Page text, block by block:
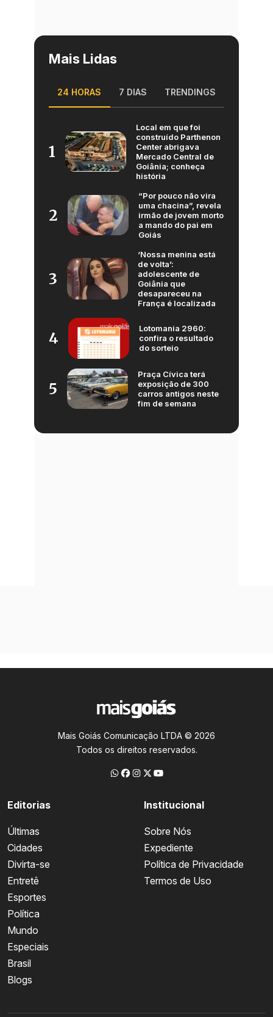
Mais Lidas
24 HORAS 7 DIAS TRENDINGS
1
Local em que foi
construído Parthenon
Center abrigava
Mercado Central de
Goiânia; conheça
história
2
“Por pouco não vira
uma chacina”, revela
irmão de jovem morto
a mando do pai em
Goiás
3
‘Nossa menina está
de volta’:
adolescente de
Goiânia que
desapareceu na
França é localizada
4
Lotomania 2960:
confira o resultado
do sorteio
5
Praça Cívica terá
exposição de 300
carros antigos neste
fim de semana
Mais Goiás Comunicação LTDA © 2026
Todos os direitos reservados.
Editorias
Últimas
Cidades
Divirta-se
Entretê
Esportes
Política
Mundo
Especiais
Brasil
Blogs
Institucional
Sobre Nós
Expediente
Política de Privacidade
Termos de Uso